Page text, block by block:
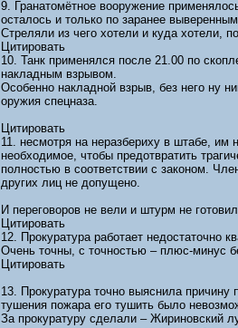
9. Гранатомётное вооружение
осталось и только по заранее
Стреляли из чего хотели и куда хотели,
Цитировать
10. Танк применялся после 21.00 по
накладным взрывом.
Особенно накладной взрыв, без него ну
оружия спецназа.
Цитировать
11. несмотря на неразбериху в штабе,
необходимое, чтобы предотвратить
полностью в соответствии с законом.
других лиц не допущено.
И переговоров не вели и штурм не
Цитировать
12. Прокуратура работает
Очень точны, с точностью – плюс-минус
Цитировать
13. Прокуратура точно выяснила
тушения пожара его тушить было
За прокуратуру сделали – Жириновский